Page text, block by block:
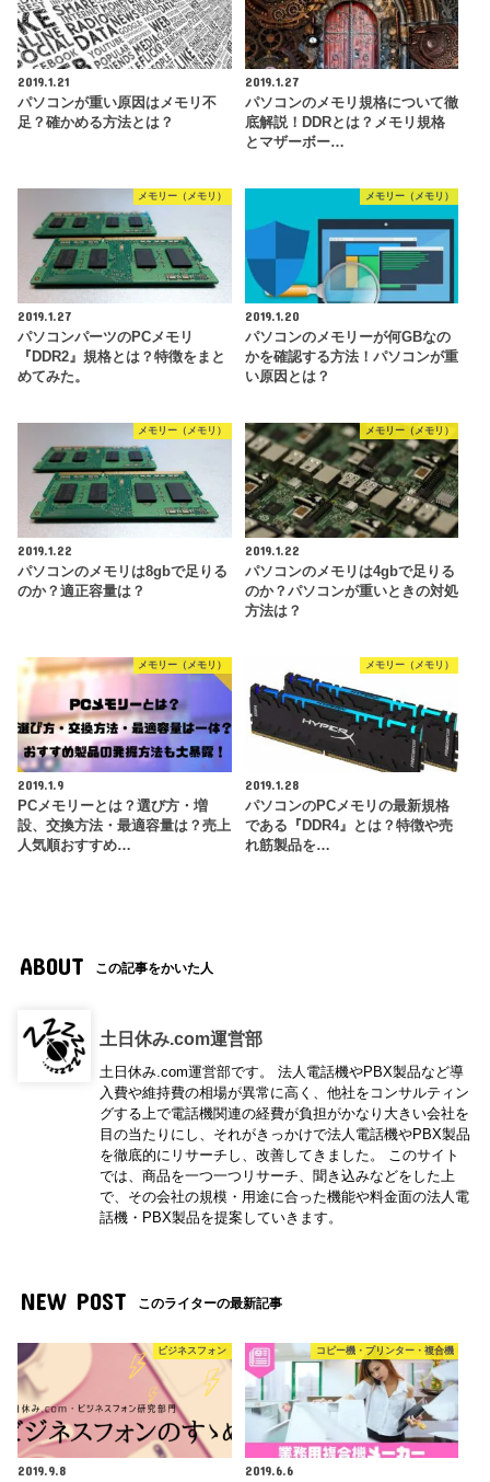
2019.1.21
パソコンが重い原因はメモリ不
足？確かめる方法とは？
2019.1.27
パソコンのメモリ規格について徹
底解説！DDRとは？メモリ規格
とマザーボー…
メモリー（メモリ）
2019.1.27
パソコンパーツのPCメモリ
『DDR2』規格とは？特徴をまと
めてみた。
メモリー（メモリ）
2019.1.20
パソコンのメモリーが何GBなの
かを確認する方法！パソコンが重
い原因とは？
メモリー（メモリ）
2019.1.22
パソコンのメモリは8gbで足りる
のか？適正容量は？
メモリー（メモリ）
2019.1.22
パソコンのメモリは4gbで足りる
のか？パソコンが重いときの対処
方法は？
メモリー（メモリ）
2019.1.9
PCメモリーとは？選び方・増
設、交換方法・最適容量は？売上
人気順おすすめ…
メモリー（メモリ）
2019.1.28
パソコンのPCメモリの最新規格
である『DDR4』とは？特徴や売
れ筋製品を…
ABOUT この記事をかいた人
土日休み.com運営部
土日休み.com運営部です。 法人電話機やPBX製品など導
入費や維持費の相場が異常に高く、他社をコンサルティン
グする上で電話機関連の経費が負担がかなり大きい会社を
目の当たりにし、それがきっかけで法人電話機やPBX製品
を徹底的にリサーチし、改善してきました。 このサイト
では、商品を一つ一つリサーチ、聞き込みなどをした上
で、その会社の規模・用途に合った機能や料金面の法人電
話機・PBX製品を提案していきます。
NEW POST このライターの最新記事
ビジネスフォン
2019.9.8
コピー機・プリンター・複合機
2019.6.6